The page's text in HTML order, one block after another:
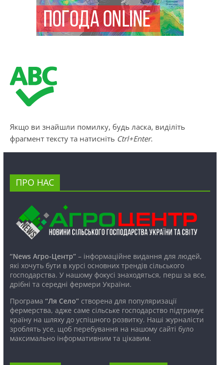
Якщо ви знайшли помилку, будь ласка, виділіть
фрагмент тексту та натисніть Ctrl+Enter.
ПРО НАС
“News Агро-Центр”– інформаційне видання для людей,
які хочуть бути в курсі основних трендів сільського
господарства. У нашому фокусі знаходяться, перш за все,
дрібні та середні фермери України.
Програма “Ля Село”створена для популяризації
фермерства, адже саме сільське господарство підтримує
країну на шляху до успішного розвитку. Наші журналісти
зроблять усе, щоб перебування на нашому сайті було
максимально інформативним та цікавим.